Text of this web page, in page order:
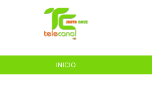
INICIO